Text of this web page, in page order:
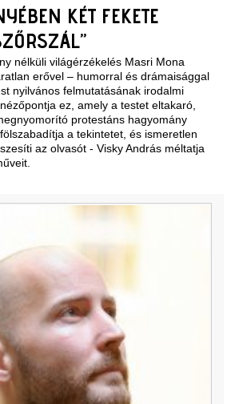
KÉT FEKETE
nélküli világérzékelés Masri Mona
erővel – humorral és drámaisággal
nyilvános felmutatásának irodalmi
ez, amely a testet eltakaró,
protestáns hagyomány
a tekintetet, és ismeretlen
az olvasót - Visky András méltatja